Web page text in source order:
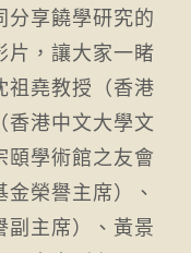
分享饒學研究的
片，讓大家一睹
祖堯教授（香港
香港中文大學文
頤學術館之友會
榮譽主席）、
副主席）、黃景